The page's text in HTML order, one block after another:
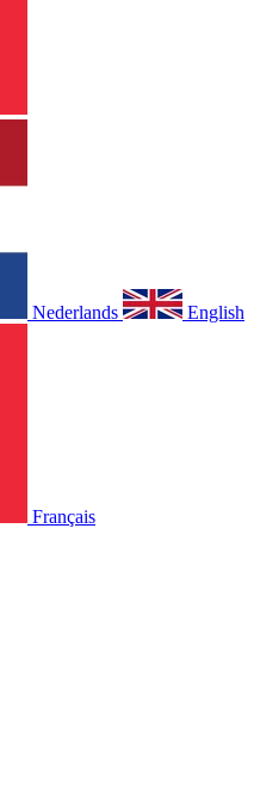
Nederlands English
Français